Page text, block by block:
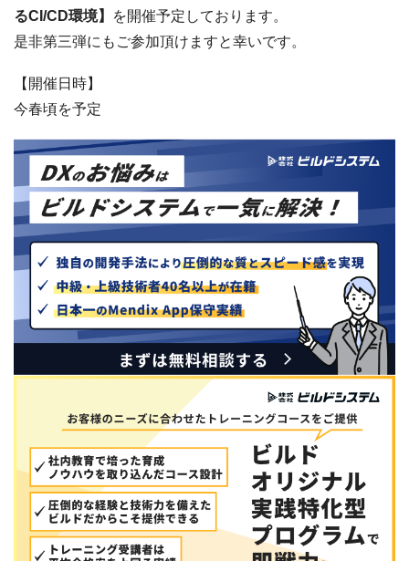
るCI/CD環境】
を開催予定しております。
是非第三弾にもご参加頂けますと幸いです。
【開催日時】
今春頃を予定